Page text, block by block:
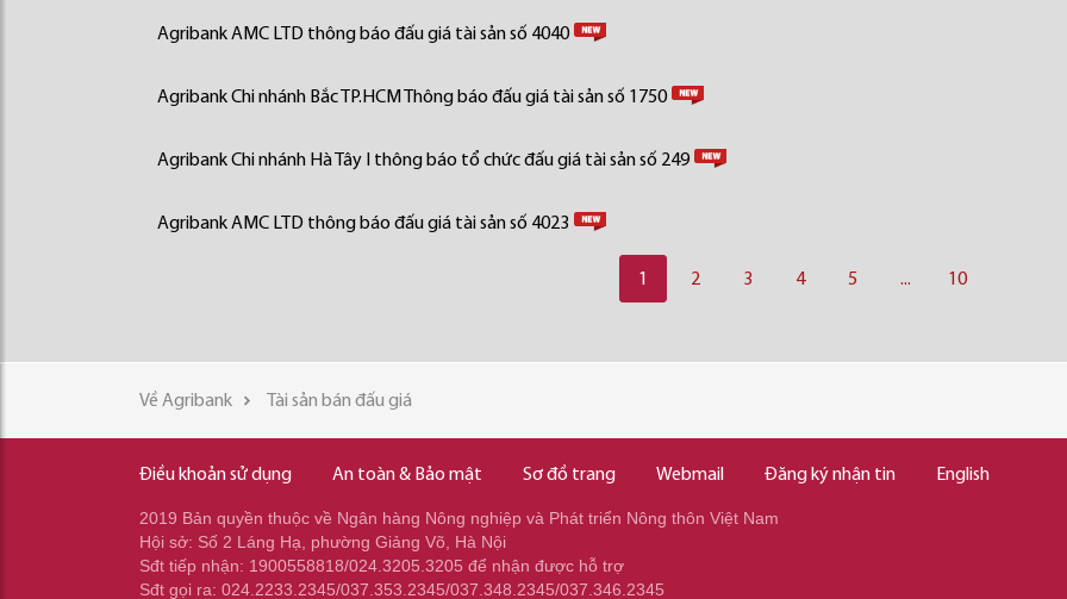
Agribank AMC LTD thông báo đấu giá tài sản số 4040
Agribank Chi nhánh Bắc TP.HCM Thông báo đấu giá tài sản số 1750
Agribank Chi nhánh Hà Tây I thông báo tổ chức đấu giá tài sản số 249
Agribank AMC LTD thông báo đấu giá tài sản số 4023
1 2 3 4 5 ... 10
Về Agribank Tài sản bán đấu giá
Điều khoản sử dụng An toàn & Bảo mật Sơ đồ trang Webmail Đăng ký nhận tin English
2019 Bản quyền thuộc về Ngân hàng Nông nghiệp và Phát triển Nông thôn Việt Nam
Hội sở: Số 2 Láng Hạ, phường Giảng Võ, Hà Nội
Sđt tiếp nhận: 1900558818/024.3205.3205 để nhận được hỗ trợ
Sđt gọi ra: 024.2233.2345/037.353.2345/037.348.2345/037.346.2345